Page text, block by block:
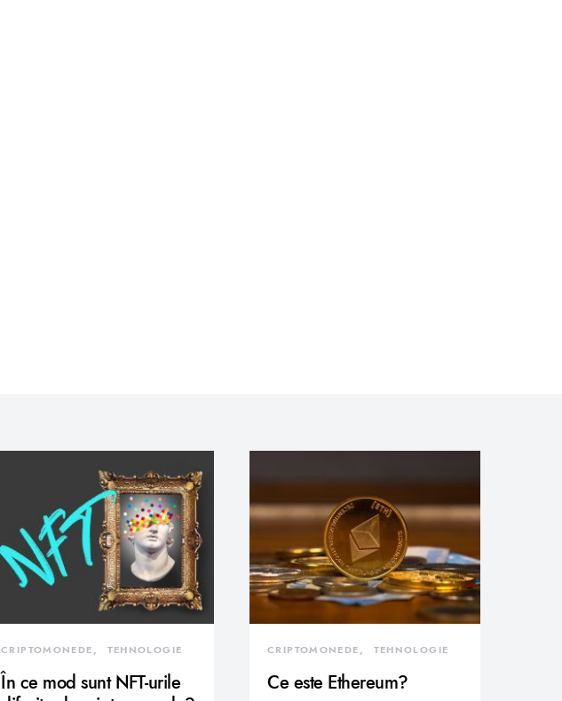
CRIPTOMONEDE TEHNOLOGIE
În ce mod sunt NFT-urile
CRIPTOMONEDE TEHNOLOGIE
Ce este Ethereum?